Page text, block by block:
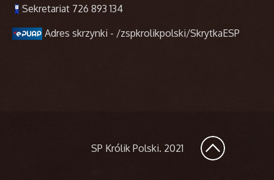
Sekretariat 726 893 134
Adres skrzynki - /zspkrolikpolski/SkrytkaESP
SP Królik Polski. 2021